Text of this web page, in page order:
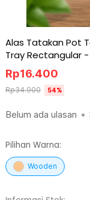
Alas Tatakan Pot
Tray Rectangular -
Belum ada ulasan •
Rp16.400
Rp34.900 54%
Pilihan Warna:
Wooden